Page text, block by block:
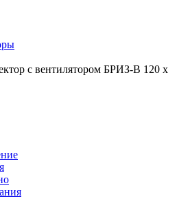
с вентилятором БРИЗ-В 120 х